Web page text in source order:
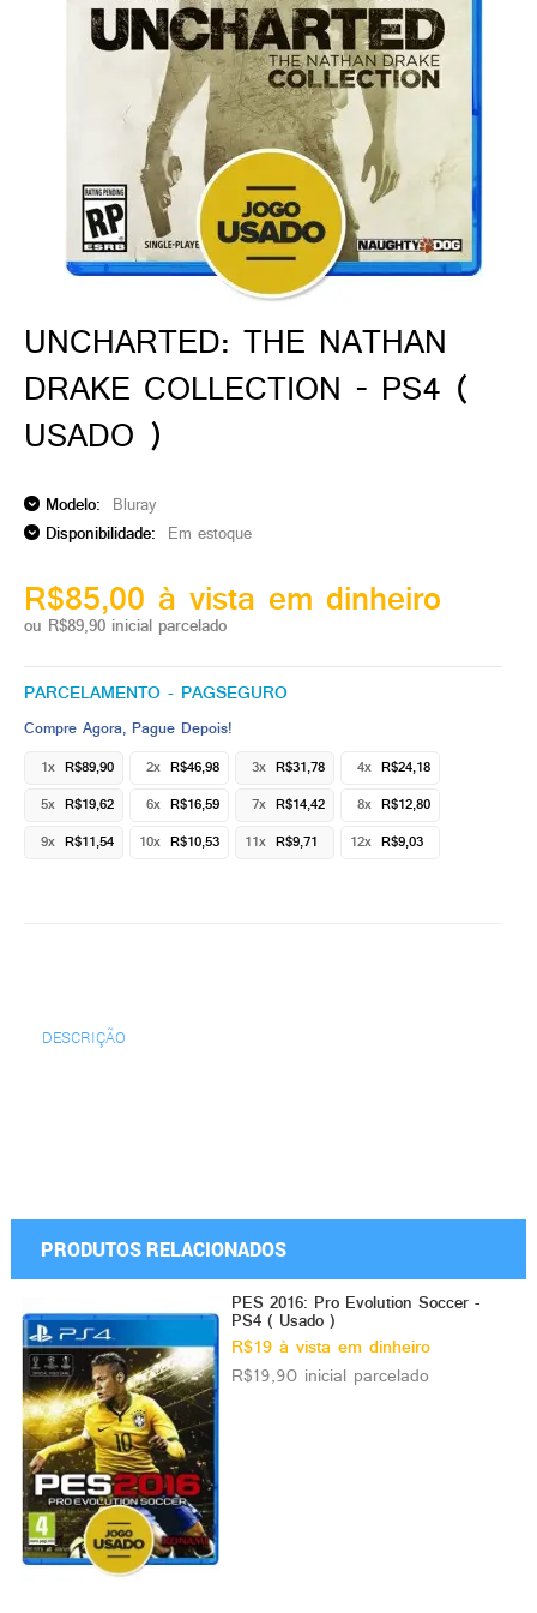
UNCHARTED: THE NATHAN
DRAKE COLLECTION - PS4 (
USADO )
Modelo: Bluray
Disponibilidade: Em estoque
R$85,00 à vista em dinheiro
ou R$89,90 inicial parcelado
PARCELAMENTO - PAGSEGURO
Compre Agora, Pague Depois!
1x R$89,90 2x R$46,98 3x R$31,78 4x R$24,18
5x R$19,62 6x R$16,59 7x R$14,42 8x R$12,80
9x R$11,54 10x R$10,53 11x R$9,71 12x R$9,03
DESCRIÇÃO
PRODUTOS RELACIONADOS
PES 2016: Pro Evolution Soccer -
PS4 ( Usado )
R$19 à vista em dinheiro
R$19,90 inicial parcelado